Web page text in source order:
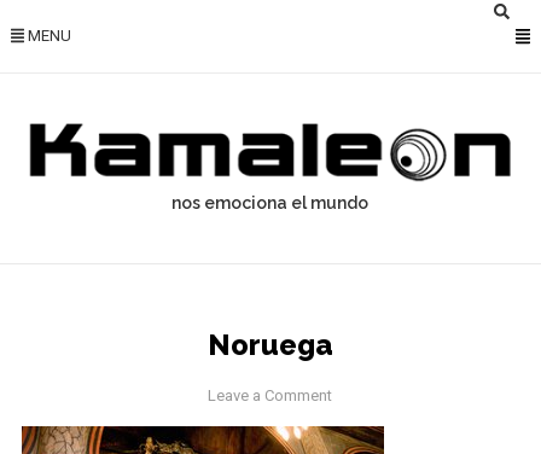
MENU
nos emociona el mundo
Noruega
Leave a Comment